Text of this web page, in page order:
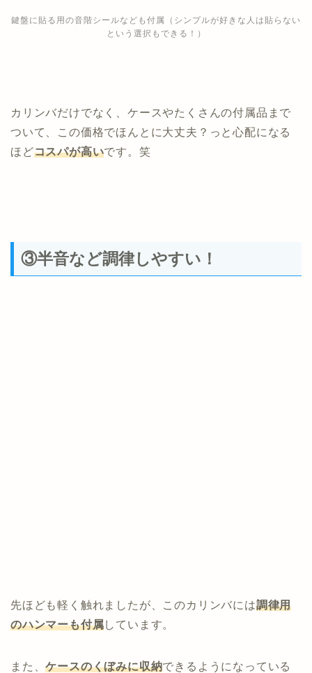
鍵盤に貼る用の音階シールなども付属（シンプルが好きな人は貼らない
という選択もできる！）
カリンバだけでなく、ケースやたくさんの付属品まで
ついて、この価格でほんとに大丈夫？っと心配になる
ほどコスパが高いです。笑
③半音など調律しやすい！
先ほども軽く触れましたが、このカリンバには調律用
のハンマーも付属しています。
また、ケースのくぼみに収納できるようになっている